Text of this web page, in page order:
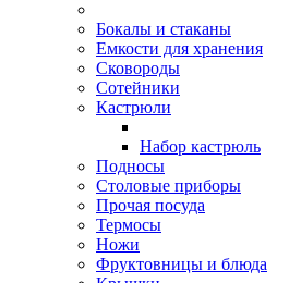
Бокалы и стаканы
Емкости для хранения
Сковороды
Сотейники
Кастрюли
Набор кастрюль
Подносы
Столовые приборы
Прочая посуда
Термосы
Ножи
Фруктовницы и блюда